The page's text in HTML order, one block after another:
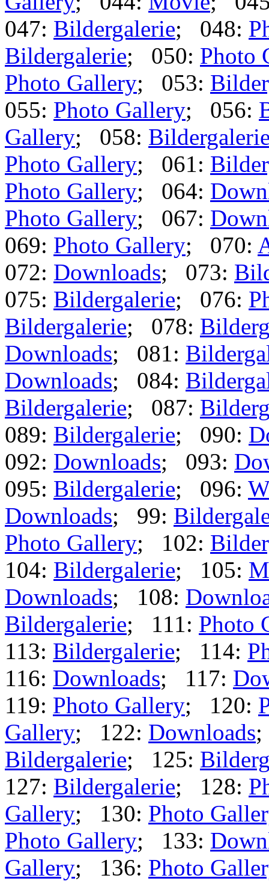
047: Bildergalerie; 048:
Bildergalerie; 050: Photo
Photo Gallery; 053:
055: Photo Gallery; 056:
Gallery; 058:
Photo Gallery; 061:
Photo Gallery; 064:
Photo Gallery; 067:
069: Photo Gallery; 070:
072: Downloads; 073:
075: Bildergalerie; 076:
Bildergalerie; 078:
Downloads; 081:
Downloads; 084:
Bildergalerie; 087:
089: Bildergalerie; 090:
092: Downloads; 093:
095: Bildergalerie; 096:
Downloads; 99:
Photo Gallery; 102:
104: Bildergalerie; 105:
Downloads; 108:
Bildergalerie; 111: Photo
113: Bildergalerie; 114:
116: Downloads; 117:
119: Photo Gallery; 120:
Gallery; 122: Downloads
Bildergalerie; 125:
127: Bildergalerie; 128:
Gallery; 130: Photo
Photo Gallery; 133:
Gallery; 136: Photo